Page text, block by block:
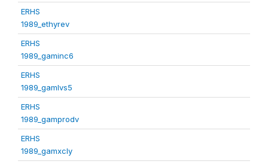
ERHS
1989_ethyrev
ERHS
1989_gaminc6
ERHS
1989_gamlvs5
ERHS
1989_gamprodv
ERHS
1989_gamxcly